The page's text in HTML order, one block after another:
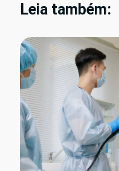
Leia também: